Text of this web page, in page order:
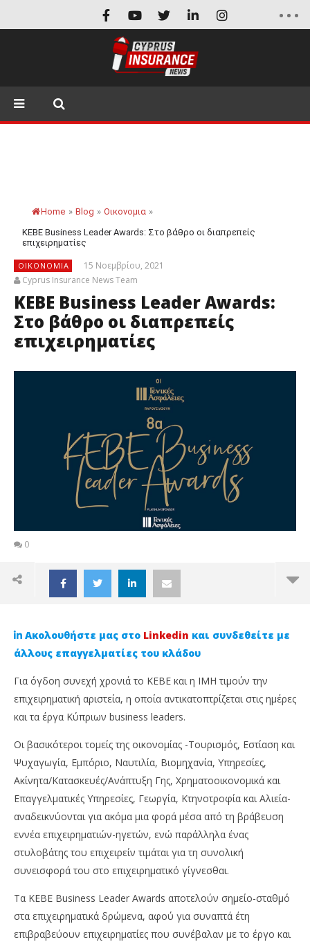
Home » Blog » Οικονομια »
ΚΕΒΕ Business Leader Awards: Στο βάθρο οι διαπρεπείς
επιχειρηματίες
ΟΙΚΟΝΟΜΙΑ
15 Νοεμβρίου, 2021
Cyprus Insurance News Team
ΚΕΒΕ Business Leader Awards:
Στο βάθρο οι διαπρεπείς
επιχειρηματίες
0
NOW VIEWING
ΚΕΒΕ Business Leader Awards: Στο βάθρο οι
διαπρεπείς επιχειρηματίες
15
Νοεμβρίου,
2021
Insurance
Team
Ακολουθήστε μας στο Linkedin και συνδεθείτε με
άλλους επαγγελματίες του κλάδου
Για όγδοη συνεχή χρονιά το ΚΕΒΕ και η ΙΜΗ τιμούν την
επιχειρηματική αριστεία, η οποία αντικατοπτρίζεται στις ημέρες
και τα έργα Κύπριων business leaders.
Οι βασικότεροι τομείς της οικονομίας -Τουρισμός, Eστίαση και
Ψυχαγωγία, Εμπόριο, Ναυτιλία, Βιομηχανία, Υπηρεσίες,
Ακίνητα/Κατασκευές/Ανάπτυξη Γης, Χρηματοοικονομικά και
Επαγγελματικές Υπηρεσίες, Γεωργία, Κτηνοτροφία και Αλιεία-
αναδεικνύονται για ακόμα μια φορά μέσα από τη βράβευση
εννέα επιχειρηματιών-ηγετών, ενώ παράλληλα ένας
στυλοβάτης του επιχειρείν τιμάται για τη συνολική
συνεισφορά του στο επιχειρηματικό γίγνεσθαι.
Tα ΚΕΒΕ Business Leader Awards αποτελούν σημείο-σταθμό
στα επιχειρηματικά δρώμενα, αφού για συναπτά έτη
επιβραβεύουν επιχειρηματίες που συνέβαλαν με το έργο και